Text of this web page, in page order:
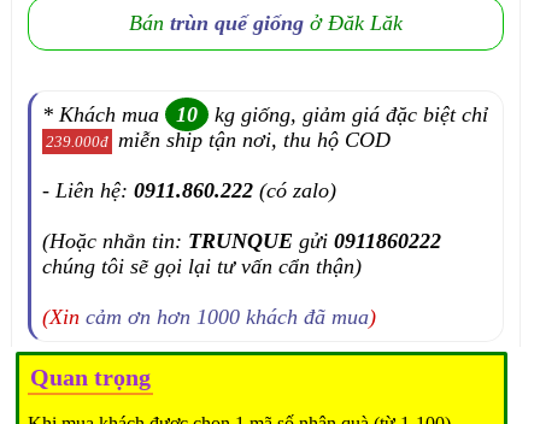
Bántrùn quế giống ở Đăk Lăk
* Khách mua 10 kg giống, giảm giá đặc biệt chỉ
239.000đ miễn ship tận nơi, thu hộ COD
- Liên hệ:0911.860.222 (có zalo)
(Hoặc nhắn tin: TRUNQUE gửi0911860222
chúng tôi sẽ gọi lại tư vấn cẩn thận)
(Xincảm ơn hơn 1000 khách đã mua)
Quan trọng